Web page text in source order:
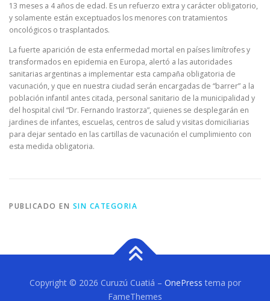
13 meses a 4 años de edad. Es un refuerzo extra y carácter obligatorio,
y solamente están exceptuados los menores con tratamientos
oncológicos o trasplantados.
La fuerte aparición de esta enfermedad mortal en países limítrofes y
transformados en epidemia en Europa, alertó a las autoridades
sanitarias argentinas a implementar esta campaña obligatoria de
vacunación, y que en nuestra ciudad serán encargadas de “barrer” a la
población infantil antes citada, personal sanitario de la municipalidad y
del hospital civil “Dr. Fernando Irastorza”, quienes se desplegarán en
jardines de infantes, escuelas, centros de salud y visitas domiciliarias
para dejar sentado en las cartillas de vacunación el cumplimiento con
esta medida obligatoria.
PUBLICADO EN SIN CATEGORIA
Copyright © 2026 Curuzú Cuatiá – OnePress tema por
FameThemes